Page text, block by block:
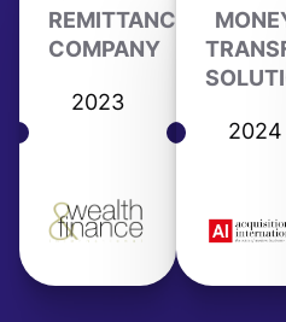
REMITTANCE
COMPANY
2023
2024